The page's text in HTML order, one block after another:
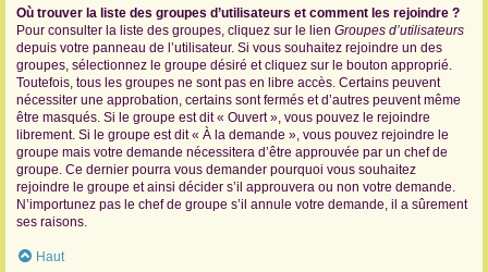
Où trouver la liste des groupes d’utilisateurs et comment les rejoindre ?
Pour consulter la liste des groupes, cliquez sur le lien Groupes d’utilisateurs
depuis votre panneau de l’utilisateur. Si vous souhaitez rejoindre un des
groupes, sélectionnez le groupe désiré et cliquez sur le bouton approprié.
Toutefois, tous les groupes ne sont pas en libre accès. Certains peuvent
nécessiter une approbation, certains sont fermés et d’autres peuvent même
être masqués. Si le groupe est dit « Ouvert », vous pouvez le rejoindre
librement. Si le groupe est dit « À la demande », vous pouvez rejoindre le
groupe mais votre demande nécessitera d’être approuvée par un chef de
groupe. Ce dernier pourra vous demander pourquoi vous souhaitez
rejoindre le groupe et ainsi décider s’il approuvera ou non votre demande.
N’importunez pas le chef de groupe s’il annule votre demande, il a sûrement
ses raisons.
Haut